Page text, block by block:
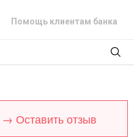
Помощь клиентам банка
→ Оставить отзыв